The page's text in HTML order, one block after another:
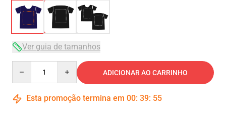
Ver guia de tamanhos
ADICIONAR AO CARRINHO
Esta promoção termina em 00: 39: 54